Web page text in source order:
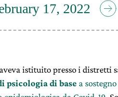
17, 2022
istituito presso i distretti
psicologia di base a